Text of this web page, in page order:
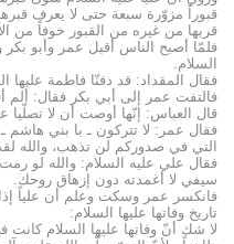
قبوراً مزوّرة سبعة حتى لا يعرف
قربها من غيره من القبور خوفاً من
فلمّا أصبح الناس أقبل عمر وأبو
السلام.
فقال المقداد: قد دفنّا فاطمة عليها
فالتفت عمر إلى أبي بكر فقال: ألم
قال العباس: إنّها أوصت أن لا تصلّيا
فقال عمر: لا تتركون ـ با بني هاشم
التي في صدوركم لن تذهب، والله
فقال علي عليه السلام: والله لو
سيفي لا أغمدته دون إزهاق روحك.
فانكسر عمر وسكت وعلم أن علياً إذا
تاريخ وفاتها عليها السلام:
لا شك أنّ وفاتها عليها السلام كانت